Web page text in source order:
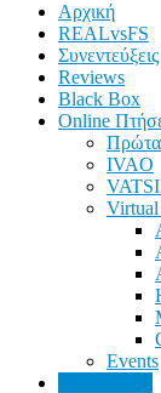
Αρχική
REALvsFS
Συνεντεύξεις
Reviews
Black Box
Online
IVAO
Events